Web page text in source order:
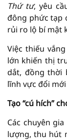
Thứtư, yêu
đông phức tạp
rủi ro lộ bí mật
Việc thiếu
lớn khiến thị
dắt, đồng thời
lĩnh vực đổi
Tạo “cú hích”
Các chuyên
lượng, thu hút